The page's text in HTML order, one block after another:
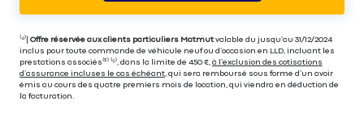
⁽⁴⁾| Offre réservée aux clients particuliers Matmut valable du jusqu’au 31/12/2024
inclus pour toute commande de véhicule neuf ou d’occasion en LLD, incluant les
prestations associés⁽³⁾ ⁽⁵⁾, dans la limite de 450 €, à l’exclusion des cotisations
d’assurance incluses le cas échéant, qui sera remboursé sous forme d’un avoir
émis au cours des quatre premiers mois de location, qui viendra en déduction de
la facturation.